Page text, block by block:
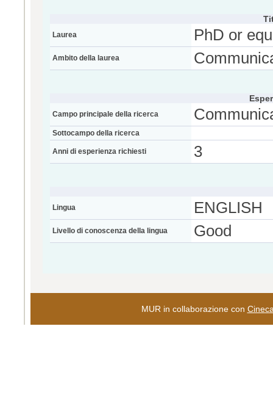
Laurea PhD or
Ambito della laurea
Campo principale della ricerca
Sottocampo della ricerca
Anni di esperienza richiesti 3
Lingua ENGLISH
Livello di conoscenza della lingua Good
MUR in collaborazione con